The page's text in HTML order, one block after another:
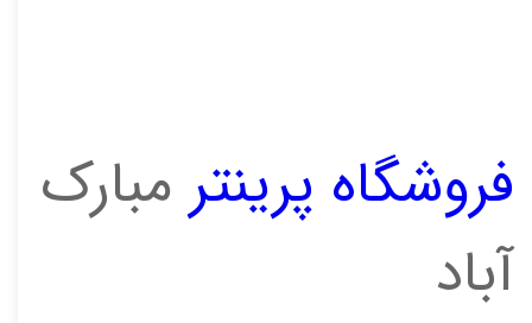
فروشگاه پرینتر مبارک
آباد